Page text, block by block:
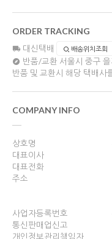
ORDER TRACKING
대신택배 배송위치조회
반품/교환 서울시 중구
반품 및 교환시 해당 택배사
COMPANY INFO
상호명
대표이사
대표전화
주소
사업자등록번호
통신판매업신고
개인정보관리책임자